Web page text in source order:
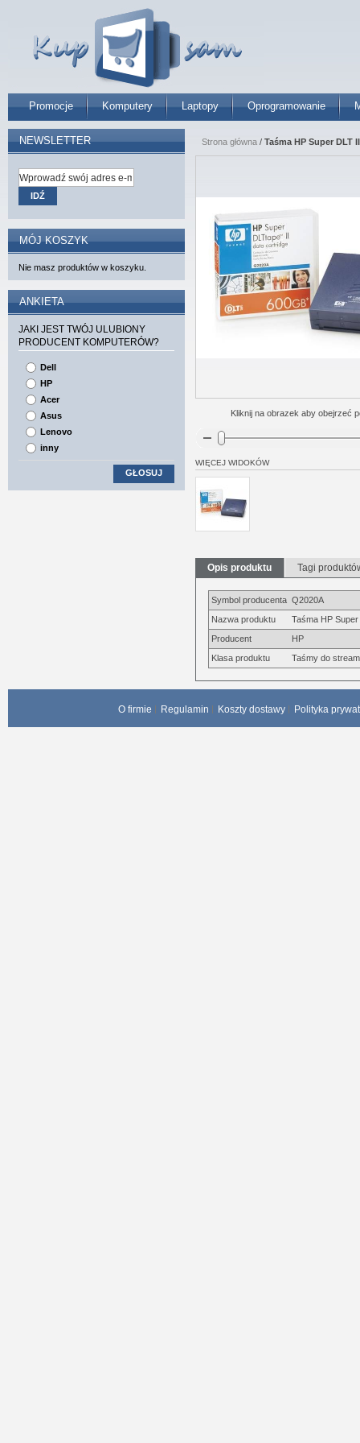
Promocje Komputery Laptopy Oprogramowanie
Strona główna / Taśma HP Super DLT
Kliknij na obrazek aby obejrzeć
WIĘCEJ WIDOKÓW
Opis produktu Tagi
Symbol producenta Q2020A
Nazwa produktu
Taśma HP
Producent
HP
Klasa produktu
Taśmy do
NEWSLETTER
IDŹ
MÓJ KOSZYK
Nie masz produktów w koszyku.
ANKIETA
JAKI JEST TWÓJ ULUBIONY
PRODUCENT KOMPUTERÓW?
Dell
HP
Acer
Asus
Lenovo
inny
GŁOSUJ
O firmie Regulamin Koszty dostawy Polityka